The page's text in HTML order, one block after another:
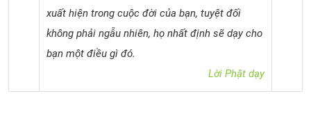
xuất hiện trong cuộc đời của bạn, tuyệt đối
không phải ngẫu nhiên, họ nhất định sẽ dạy cho
bạn một điều gì đó.
Lời Phật dạy